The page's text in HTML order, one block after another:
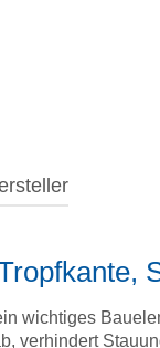
wichtiges
verhindert